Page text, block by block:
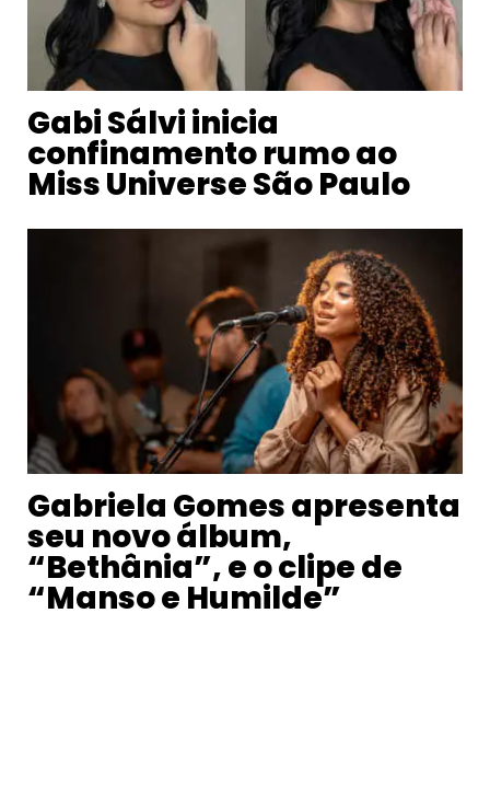
Gabi Sálvi inicia
confinamento rumo ao
Miss Universe São Paulo
Gabriela Gomes apresenta
seu novo álbum,
“Bethânia”, e o clipe de
“Manso e Humilde”